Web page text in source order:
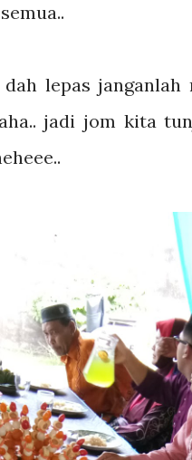
lepas janganlah
jadi jom kita